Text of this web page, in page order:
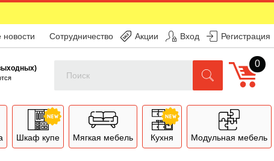
новости Сотрудничество Акции Вход Регистрация
0
Шкаф купе Мягкая мебель Кухня Модульная мебель